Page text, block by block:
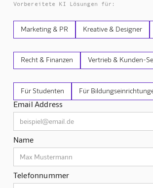
Vorbereitete KI Lösungen für:
Marketing & PR Kreative & Designer
Recht & Finanzen Vertrieb & Kunden-
Für Studenten Für
Email Address
Name
Telefonnummer